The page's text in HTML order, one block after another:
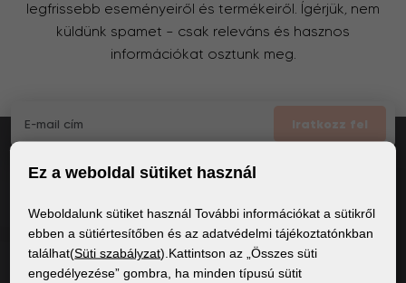
legfrissebb eseményeiről és termékeiről. Ígérjük, nem
küldünk spamet – csak releváns és hasznos
információkat osztunk meg.
Iratkozz fel
Elfogadoma GDPR általános feltételei
ÁLTALÁNOS INFORMÁCIÓK
Ez a weboldal sütiket használ
Weboldalunk sütiket használ További információkat a sütikről
ebben a sütiértesítőben és az adatvédelmi tájékoztatónkban
találhat(Süti szabályzat).Kattintson az „Összes süti
engedélyezése” gombra, ha minden típusú sütit